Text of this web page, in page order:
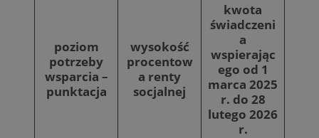
poziom
potrzeby
wsparcia –
punktacja
wysokość
procentow
a renty
socjalnej
kwota
świadczeni
a
wspierając
ego od 1
marca 2025
r. do 28
lutego 2026
r.